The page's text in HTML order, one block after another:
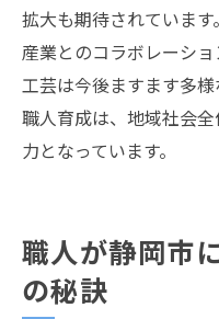
拡大も期待されていま
産業とのコラボレーシ
工芸は今後ますます多様
職人育成は、地域社会
力となっています。
職人が静岡市
の秘訣